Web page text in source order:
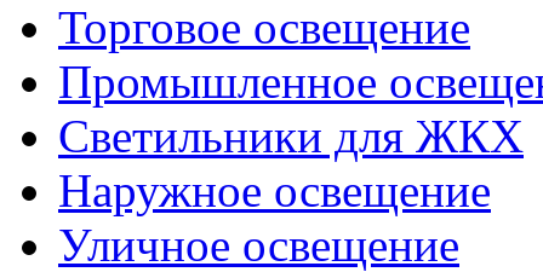
Торговое освещение
Промышленное
Светильники для ЖКХ
Наружное освещение
Уличное освещение